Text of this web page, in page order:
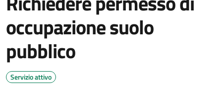
occupazione suolo
pubblico
Servizio attivo